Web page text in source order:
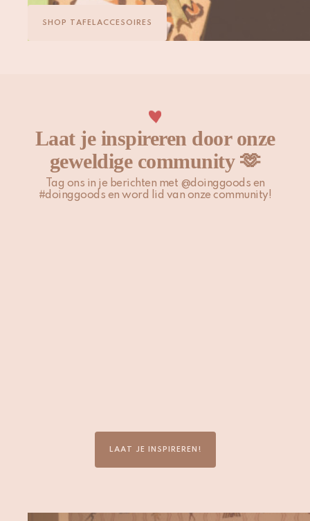
SHOP TAFELACCESOIRES
Laat je inspireren door onze
geweldige community 🫶
Tag ons in je berichten met @doinggoods en
#doinggoods en word lid van onze community!
LAAT JE INSPIREREN!